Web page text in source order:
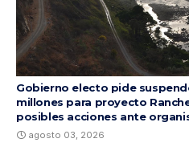
Gobierno electo pide
millones para proyecto
posibles acciones ante
agosto 03, 2026